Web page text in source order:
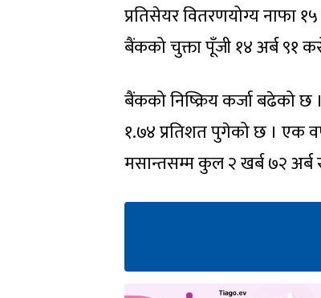
प्रतिसेयर वितरणयोग्य नाफा
बैंकको चुक्ता पूँजी १४ अर्ब ९१
बैंकको निष्क्रिय कर्जा बढेको छ
१.७४ प्रतिशत पुगेको छ । एक
मसान्तसम्म कुल २ खर्ब ७२ अर्ब